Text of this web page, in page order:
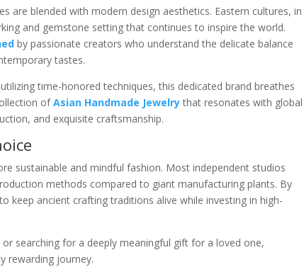
are blended with modern design aesthetics. Eastern cultures, in
and gemstone setting that continues to inspire the world.
by passionate creators who understand the delicate balance
tastes.
time-honored techniques, this dedicated brand breathes
ofAsian Handmade Jewelrythat resonates with global
and exquisite craftsmanship.
sustainable and mindful fashion. Most independent studios
methods compared to giant manufacturing plants. By
keep ancient crafting traditions alive while investing in high-
searching for a deeply meaningful gift for a loved one,
rewarding journey.